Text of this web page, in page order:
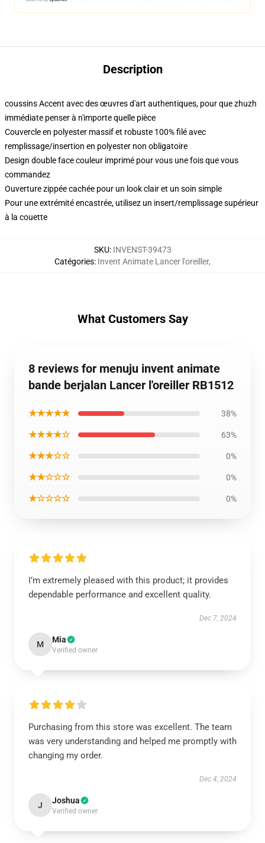
Description
coussins Accent avec des œuvres d'art authentiques, pour que zhuzh
immédiate penser à n'importe quelle pièce
Couvercle en polyester massif et robuste 100% filé avec
remplissage/insertion en polyester non obligatoire
Design double face couleur imprimé pour vous une fois que vous
commandez
Ouverture zippée cachée pour un look clair et un soin simple
Pour une extrémité encastrée, utilisez un insert/remplissage supérieur
à la couette
SKU: INVENST-39473
Catégories: Invent Animate Lancer l'oreiller,
What Customers Say
8 reviews for menuju invent animate
bande berjalan Lancer l'oreiller RB1512
★★★★★ 38%
★★★★☆ 63%
★★★☆☆ 0%
★★☆☆☆ 0%
★☆☆☆☆ 0%
I’m extremely pleased with this product; it provides
dependable performance and excellent quality.
Dec 7, 2024
M Mia
Verified owner
Purchasing from this store was excellent. The team
was very understanding and helped me promptly with
changing my order.
Dec 4, 2024
J Joshua
Verified owner